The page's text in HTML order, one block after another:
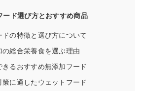
ード選び方とおすすめ商品
ドの特徴と選び方について
の総合栄養食を選ぶ理由
るおすすめ無添加フード
策に適したウェットフード